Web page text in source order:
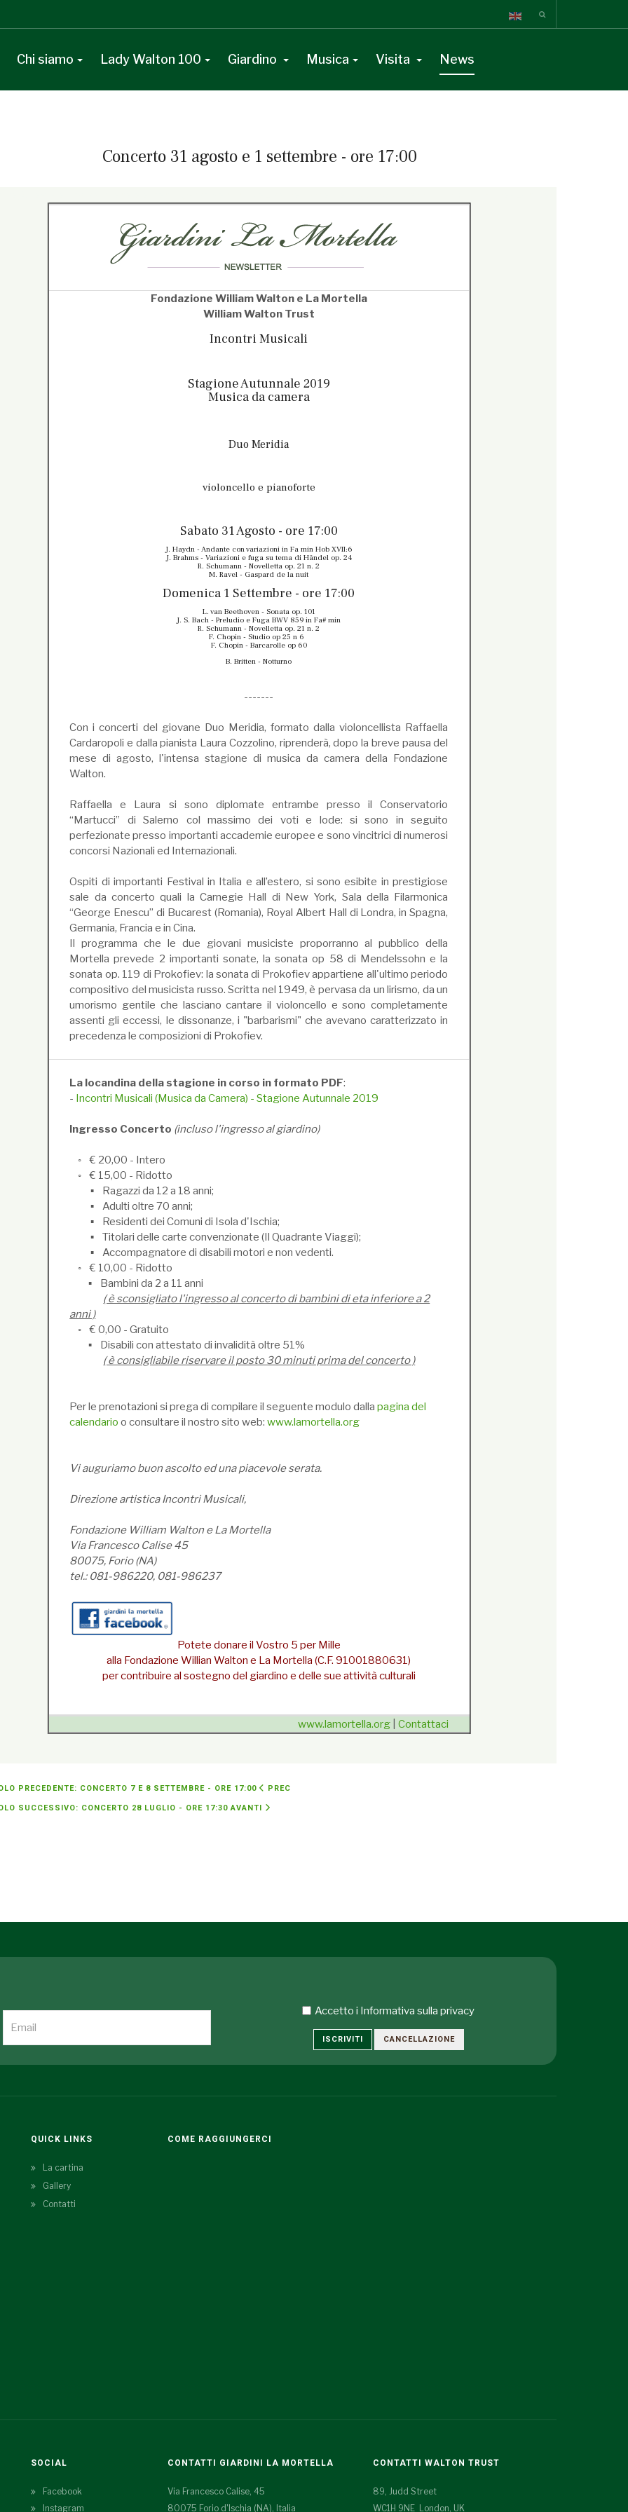
Chi siamo Lady Walton 100 Giardino Musica Visita News
Concerto 31 agosto e 1 settembre - ore 17:00
Fondazione William Walton e La Mortella
William Walton Trust
Incontri Musicali
Stagione Autunnale 2019
Musica da camera
Duo Meridia
violoncello e pianoforte
Sabato 31 Agosto - ore 17:00
J. Haydn - Andante con variazioni in Fa min Hob XVII:6
J. Brahms - Variazioni e fuga su tema di Händel op. 24
R. Schumann - Novelletta op. 21 n. 2
M. Ravel - Gaspard de la nuit
Domenica 1 Settembre - ore 17:00
L. van Beethoven - Sonata op. 101
J. S. Bach - Preludio e Fuga BWV 859 in Fa# min
R. Schumann - Novelletta op. 21 n. 2
F. Chopin - Studio op 25 n 6
F. Chopin - Barcarolle op 60
B. Britten - Notturno
-------
Con i concerti del giovane Duo Meridia, formato dalla violoncellista Raffaella
Cardaropoli e dalla pianista Laura Cozzolino, riprenderà, dopo la breve pausa del
mese di agosto, l'intensa stagione di musica da camera della Fondazione
Walton.
Raffaella e Laura si sono diplomate entrambe presso il Conservatorio
“Martucci” di Salerno col massimo dei voti e lode: si sono in seguito
perfezionate presso importanti accademie europee e sono vincitrici di numerosi
concorsi Nazionali ed Internazionali.
Ospiti di importanti Festival in Italia e all’estero, si sono esibite in prestigiose
sale da concerto quali la Carnegie Hall di New York, Sala della Filarmonica
“George Enescu” di Bucarest (Romania), Royal Albert Hall di Londra, in Spagna,
Germania, Francia e in Cina.
Il programma che le due giovani musiciste proporranno al pubblico della
Mortella prevede 2 importanti sonate, la sonata op 58 di Mendelssohn e la
sonata op. 119 di Prokofiev: la sonata di Prokofiev appartiene all'ultimo periodo
compositivo del musicista russo. Scritta nel 1949, è pervasa da un lirismo, da un
umorismo gentile che lasciano cantare il violoncello e sono completamente
assenti gli eccessi, le dissonanze, i "barbarismi" che avevano caratterizzato in
precedenza le composizioni di Prokofiev.
La locandina della stagione in corso in formato PDF:
- Incontri Musicali (Musica da Camera) - Stagione Autunnale 2019
Ingresso Concerto (incluso l'ingresso al giardino)
◦ € 20,00 - Intero
◦ € 15,00 - Ridotto
▪ Ragazzi da 12 a 18 anni;
▪ Adulti oltre 70 anni;
▪ Residenti dei Comuni di Isola d'Ischia;
▪ Titolari delle carte convenzionate (Il Quadrante Viaggi);
▪ Accompagnatore di disabili motori e non vedenti.
◦ € 10,00 - Ridotto
▪ Bambini da 2 a 11 anni
( è sconsigliato l'ingresso al concerto di bambini di eta inferiore a 2
anni )
◦ € 0,00 - Gratuito
▪ Disabili con attestato di invalidità oltre 51%
( è consigliabile riservare il posto 30 minuti prima del concerto )
Per le prenotazioni si prega di compilare il seguente modulo dallapagina del
calendario o consultare il nostro sito web:www.lamortella.org
Vi auguriamo buon ascolto ed una piacevole serata.
Direzione artistica Incontri Musicali,
Fondazione William Walton e La Mortella
Via Francesco Calise 45
80075, Forio (NA)
tel.: 081-986220, 081-986237
Potete donare il Vostro 5 per Mille
alla Fondazione Willian Walton e La Mortella (C.F. 91001880631)
per contribuire al sostegno del giardino e delle sue attività culturali
www.lamortella.org |Contattaci
PRECEDENTE: CONCERTO 7 E 8 SETTEMBRE - ORE 17:00 PREC
SUCCESSIVO: CONCERTO 28 LUGLIO - ORE 17:30AVANTI
Accetto i Informativa sulla privacy
ISCRIVITI CANCELLAZIONE
QUICK LINKS
La cartina
Gallery
Contatti
COME RAGGIUNGERCI
SOCIAL
Facebook
Instagram
CONTATTI GIARDINI LA MORTELLA
Via Francesco Calise, 45
80075 Forio d'Ischia (NA), Italia
CONTATTI WALTON TRUST
89, Judd Street
WC1H 9NE London, UK